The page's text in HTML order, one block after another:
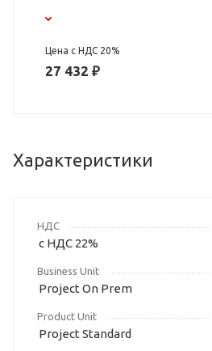
Цена с НДС 20%
27 432 ₽
Характеристики
НДС
с НДС 22%
Business Unit
Project On Prem
Product Unit
Project Standard